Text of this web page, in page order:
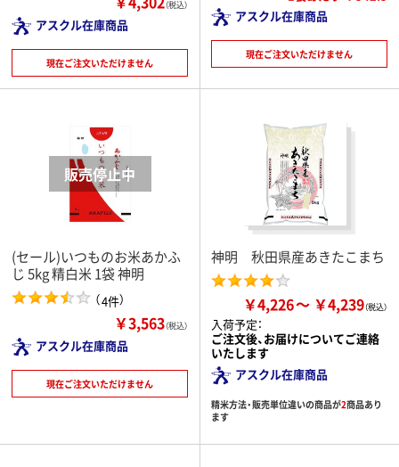
（税込）
アスクル在庫商品
現在ご注文いただけません
アスクル在庫商品
現在ご注文いただけません
(セール)いつものお米あかふ
じ 5kg 精白米 1袋 神明
（4件）
￥3,563（税込）
アスクル在庫商品
現在ご注文いただけません
神明 秋田県産あきたこまち
￥4,226 ￥4,239
入荷予定：
ご注文後、お届けについてご連絡
いたします
アスクル在庫商品
精米方法・販売単位違いの商品が2商品あり
ます